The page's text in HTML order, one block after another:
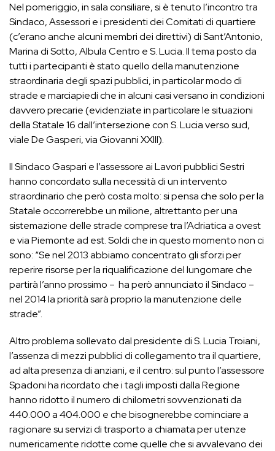
Nel pomeriggio, in sala consiliare, si è tenuto l’incontro tra
Sindaco, Assessori e i presidenti dei Comitati di quartiere
(c’erano anche alcuni membri dei direttivi) di Sant’Antonio,
Marina di Sotto, Albula Centro e S. Lucia. Il tema posto da
tutti i partecipanti è stato quello della manutenzione
straordinaria degli spazi pubblici, in particolar modo di
strade e marciapiedi che in alcuni casi versano in condizioni
davvero precarie (evidenziate in particolare le situazioni
della Statale 16 dall’intersezione con S. Lucia verso sud,
viale De Gasperi, via Giovanni XXIII).
Il Sindaco Gaspari e l’assessore ai Lavori pubblici Sestri
hanno concordato sulla necessità di un intervento
straordinario che però costa molto: si pensa che solo per la
Statale occorrerebbe un milione, altrettanto per una
sistemazione delle strade comprese tra l’Adriatica a ovest
e via Piemonte ad est. Soldi che in questo momento non ci
sono: “Se nel 2013 abbiamo concentrato gli sforzi per
reperire risorse per la riqualificazione del lungomare che
partirà l’anno prossimo – ha però annunciato il Sindaco –
nel 2014 la priorità sarà proprio la manutenzione delle
strade”.
Altro problema sollevato dal presidente di S. Lucia Troiani,
l’assenza di mezzi pubblici di collegamento tra il quartiere,
ad alta presenza di anziani, e il centro: sul punto l’assessore
Spadoni ha ricordato che i tagli imposti dalla Regione
hanno ridotto il numero di chilometri sovvenzionati da
440.000 a 404.000 e che bisognerebbe cominciare a
ragionare su servizi di trasporto a chiamata per utenze
numericamente ridotte come quelle che si avvalevano dei